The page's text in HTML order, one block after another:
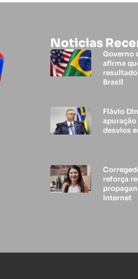
Noticias
Governo
afirma
Brasil
Flávio
desvios
reforça
internet